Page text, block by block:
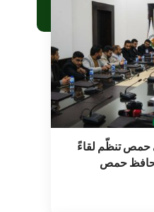
حمص تنظّم لقاءً
حمص